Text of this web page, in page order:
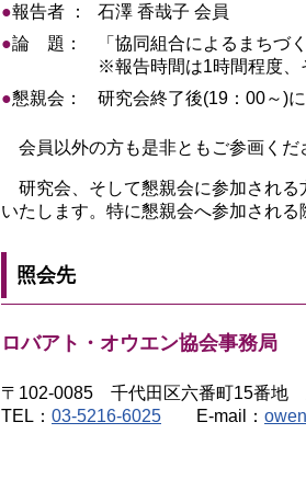
●報告者 ：
石澤 香哉子 会員
●論 題：
「協同組合によるまちづ
※報告時間は1時間程度、
●懇親会： 研究会終了後(19：00～)
会員以外の方も是非ともご参画くだ
研究会、そして懇親会に参加される
いたします。特に懇親会へ参加される
照会先
ロバアト・オウエン協会事務局
〒102-0085 千代田区六番町15番地
TEL： 03-5216-6025 E-mail：